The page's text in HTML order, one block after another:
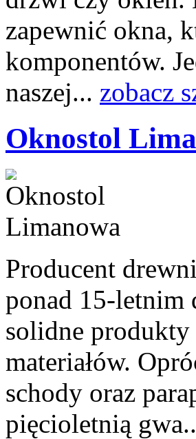
zapewnić okna,
komponentów.
naszej... zobacz
Oknostol
Producent
ponad 15-letnim
solidne
materiałów.
schody oraz
pięcioletnią